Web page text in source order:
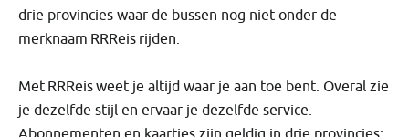
drie provincies waar de bussen nog niet onder de
merknaam RRReis rijden.
Met RRReis weet je altijd waar je aan toe bent. Overal zie
je dezelfde stijl en ervaar je dezelfde service.
Abonnementen en kaartjes zijn geldig in drie provincies: